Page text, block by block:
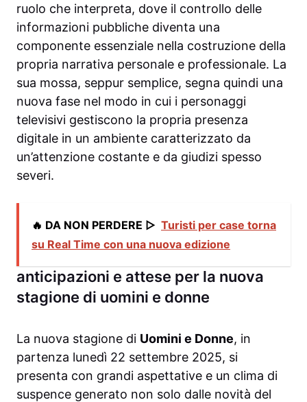
ruolo che interpreta, dove il controllo delle
informazioni pubbliche diventa una
componente essenziale nella costruzione della
propria narrativa personale e professionale. La
sua mossa, seppur semplice, segna quindi una
nuova fase nel modo in cui i personaggi
televisivi gestiscono la propria presenza
digitale in un ambiente caratterizzato da
un’attenzione costante e da giudizi spesso
severi.
🔥 DA NON PERDERE ▷ Turisti per case torna
su Real Time con una nuova edizione
anticipazioni e attese per la nuova
stagione di uomini e donne
La nuova stagione di Uomini e Donne, in
partenza lunedì 22 settembre 2025, si
presenta con grandi aspettative e un clima di
suspence generato non solo dalle novità del